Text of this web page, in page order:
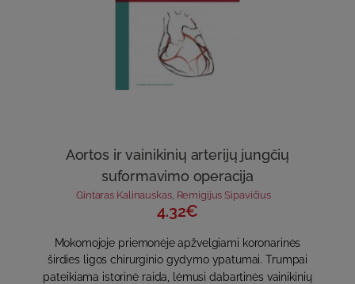
Aortos ir vainikinių arterijų jungčių
suformavimo operacija
Gintaras Kalinauskas, Remigijus Sipavičius
4.32€
Mokomojoje priemonėje apžvelgiami koronarinės
širdies ligos chirurginio gydymo ypatumai. Trumpai
pateikiama istorinė raida, lėmusi dabartinės vainikinių